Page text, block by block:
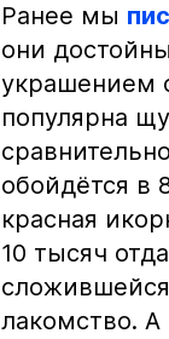
Ранее мы
они
украшением
популярна
обойдётся в
красная
10 тысяч
лакомство.